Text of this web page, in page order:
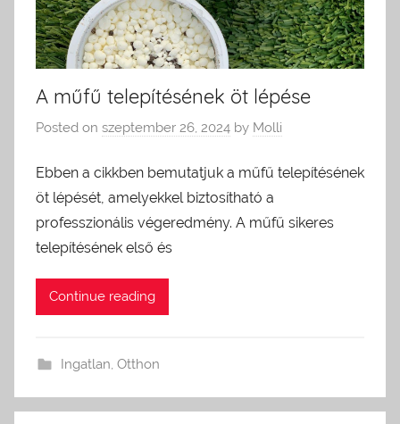
A műfű telepítésének öt lépése
Posted on szeptember 26, 2024 by Molli
Ebben a cikkben bemutatjuk a műfű telepítésének
öt lépését, amelyekkel biztosítható a
professzionális végeredmény. A műfű sikeres
telepítésének első és
Continue reading
Ingatlan, Otthon